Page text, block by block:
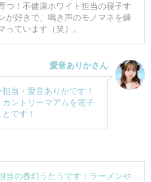
つ！不健康ホワイト担当の寝子す
が好きで、鳴き声のモノマネを練
っています（笑）。
愛音ありかさん
当・愛音ありかです！
ントリーマアムを電子
です！
当の春幻うたうです！ラーメンや